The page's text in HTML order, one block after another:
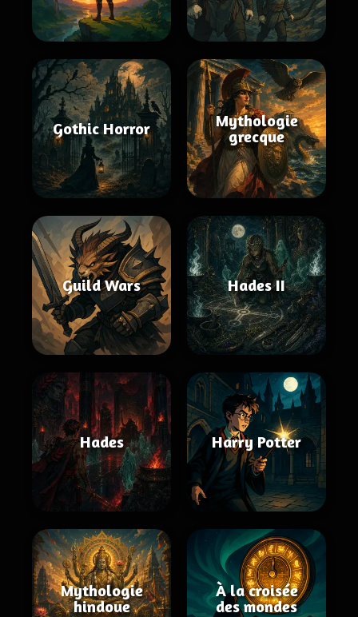
Gothic Horror
Mythologie
grecque
Guild Wars Hades II
Hades Harry Potter
Mythologie
hindoue
À la croisée
des mondes